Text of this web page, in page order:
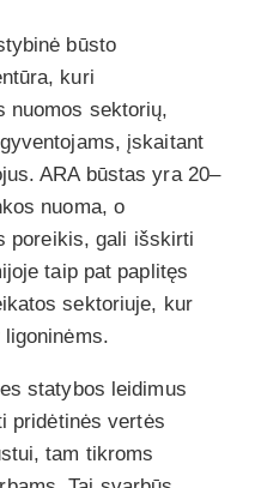
būsto
kuri
nuomos sektorių,
įskaitant
ARA būstas yra 20–
nuoma, o
poreikis, gali išskirti
taip pat paplitęs
sektoriuje, kur
statybos leidimus
pridėtinės vertės
tam tikroms